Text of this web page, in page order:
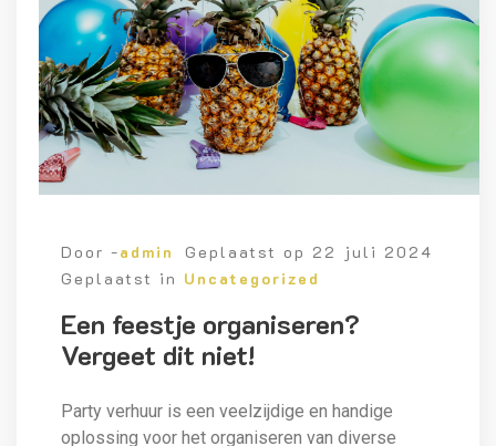
Door -admin Geplaatst op 22 juli 2024
Geplaatst in Uncategorized
Een feestje organiseren?
Vergeet dit niet!
Party verhuur is een veelzijdige en handige
oplossing voor het organiseren van diverse